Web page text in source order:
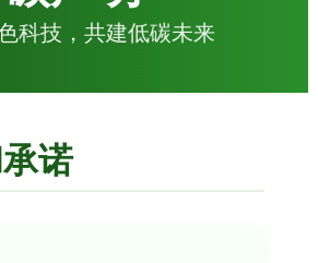
科技，共建低碳未来
诺